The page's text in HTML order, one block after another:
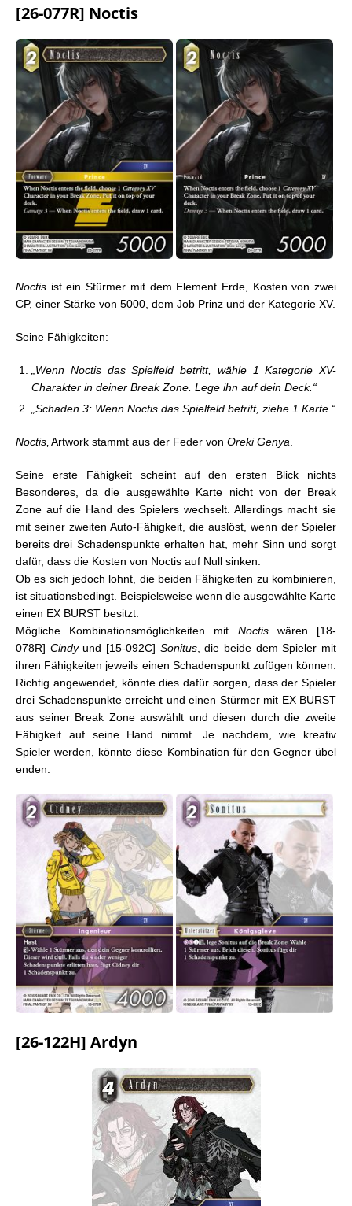
FFTCG: Karte der Woche – Gunslinger in the Abyss:
Zodiark
FFTCG: Karte der Woche – Gunslinger in the Abyss:
Faris & Lenna
FFTCG: Karte der Woche – Gunslinger in the Abyss:
Lightning
FFTCG: Karte der Woche – Gunslinger in the
Abyss: Joshua
FFTCG: Karte der Woche – Gunslinger in the
Abyss: Mid Previa
FFTCG: Karte der Woche – Gunslinger in the
Abyss: Noctis & Ardyn
FFTCG: Karte der Woche – Gunslinger in the
Abyss: Ra-la
FFTCG: Karte der Woche – Journey of Discovery:
Krile (XIV)
FFTCG: Karte der Woche – Journey of Discovery:
FFTCG: Karte der Woche – Journey of Discovery:
FFTCG: Karte der Woche – Journey of Discovery:
Der Imperator
Edea
[26-077R] Noctis
Noctis ist ein Stürmer mit dem Element Erde, Kosten von zwei
CP, einer Stärke von 5000, dem Job Prinz und der Kategorie XV.
Seine Fähigkeiten:
„Wenn Noctis das Spielfeld betritt, wähle 1 Kategorie XV-
Charakter in deiner Break Zone. Lege ihn auf dein Deck.“
„Schaden 3: Wenn Noctis das Spielfeld betritt, ziehe 1 Karte.“
Noctis ‚ Artwork stammt aus der Feder von Oreki Genya
Seine erste Fähigkeit scheint auf den ersten Blick nichts
Besonderes, da die ausgewählte Karte nicht von der Break
Zone auf die Hand des Spielers wechselt. Allerdings macht sie
mit seiner zweiten Auto-Fähigkeit, die auslöst, wenn der Spieler
bereits drei Schadenspunkte erhalten hat, mehr Sinn und sorgt
dafür, dass die Kosten von Noctis auf Null sinken.
Ob es sich jedoch lohnt, die beiden Fähigkeiten zu kombinieren,
ist situationsbedingt. Beispielsweise wenn die ausgewählte Karte
einen EX BURST besitzt.
Mögliche Kombinationsmöglichkeiten mit Noctiswären [18-
078R] Cindyund [15-092C] Sonitus, die beide dem Spieler mit
ihren Fähigkeiten jeweils einen Schadenspunkt zufügen können.
Richtig angewendet, könnte dies dafür sorgen, dass der Spieler
drei Schadenspunkte erreicht und einen Stürmer mit EX BURST
aus seiner Break Zone auswählt und diesen durch die zweite
Fähigkeit auf seine Hand nimmt. Je nachdem, wie kreativ
Spieler werden, könnte diese Kombination für den Gegner übel
enden.
[26-122H] Ardyn